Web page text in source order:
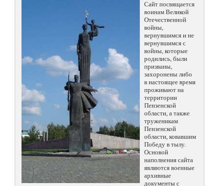
Сайт посвящается
воинам Великой
Отечественной
войны,
вернувшимся и не
вернувшимся с
войны, которые
родились, были
призваны,
захоронены либо
в настоящее время
проживают на
территории
Пензенской
области, а также
труженикам
Пензенской
области, ковавшим
Победу в тылу.
Основой
наполнения сайта
являются военные
архивные
документы с